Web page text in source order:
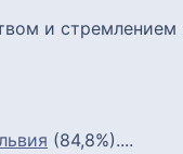
и стремлением
(84,8%)....